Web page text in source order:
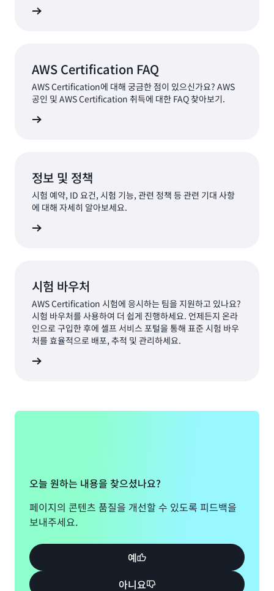
AWS Certification FAQ
AWS Certification에 대해 궁금한 점이 있으신가요? AWS
공인 및 AWS Certification 취득에 대한 FAQ 찾아보기.
정보 및 정책
시험 예약, ID 요건, 시험 기능, 관련 정책 등 관련 기대 사항
에 대해 자세히 알아보세요.
시험 바우처
AWS Certification 시험에 응시하는 팀을 지원하고 있나요?
시험 바우처를 사용하여 더 쉽게 진행하세요. 언제든지 온라
인으로 구입한 후에 셀프 서비스 포털을 통해 표준 시험 바우
처를 효율적으로 배포, 추적 및 관리하세요.
오늘 원하는 내용을 찾으셨나요?
페이지의 콘텐츠 품질을 개선할 수 있도록 피드백을
보내주세요.
예
아니요